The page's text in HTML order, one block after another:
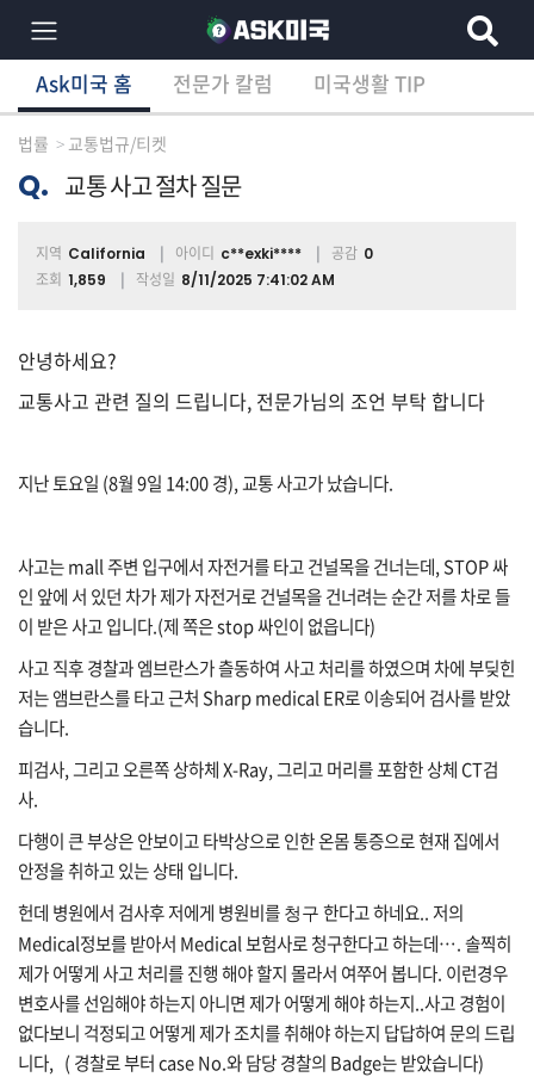
×
분
별
상
담
체
민/
비
법
률
주
택/
부
동
산
머
니/
재
테
크
Ask미국 홈 전문가 칼럼 미국생활 TIP
Ask미국 홈 전문가 칼럼 미국생활 TIP
법률 교통법규/티켓
Q. 교통 사고 절차 질문
지역 California 아이디 c**exki**** 공감 0
조회 1,859 작성일 8/11/2025 7:41:02 AM
안녕하세요?
교통사고 관련 질의 드립니다, 전문가님의 조언 부탁 합니다
지난토요일 (8월9일 14:00경),교통사고가났습니다.
사고는mall주변 입구에서자전거를타고건널목을건너는데, STOP싸
인 앞에 서 있던 차가제가자전거로건널목을건너려는순간저를차로들
이 받은사고입니다.(제 쪽은 stop 싸인이 없읍니다)
사고직후경찰과엠브란스가츨동하여사고처리를하였으며 차에부딪힌
저는앰브란스를타고근처 Sharp medical ER로이송되어 검사를받았
습니다.
피검사,그리고오른쪽상하체X-Ray,그리고머리를포함한상체CT검
사.
다행이큰부상은안보이고타박상으로인한온몸통증으로현재 집에서
안정을취하고있는상태 입니다.
헌데 병원에서 검사후저에게 병원비를 청구 한다고하네요.. 저의
Medical정보를받아서 Medical보험사로청구한다고하는데….솔찍히
제가어떻게사고처리를진행해야할지몰라서 여쭈어봅니다. 이런경우
변호사를 선임해야 하는지 아니면 제가 어떻게 해야 하는지..사고 경험이
없다보니 걱정되고 어떻게 제가 조치를 취해야 하는지 답답하여 문의 드립
니다, ( 경찰로 부터 case No.와 담당 경찰의 Badge는 받았습니다)